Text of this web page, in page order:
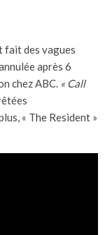
fait des vagues
après 6
chez ABC. « Call
« The Resident »